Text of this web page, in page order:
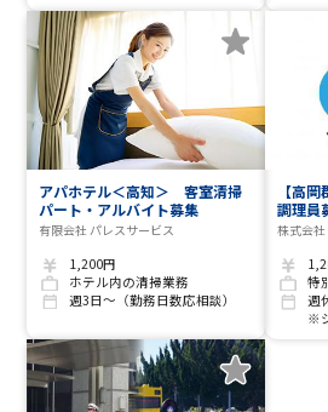
アパホテル＜高知＞ 客室清掃
パート・アルバイト募集
有限会社 パレスサービス
1,200円
ホテル内の清掃業務
週3日～（勤務日数応相談）
【高
調理員
株式会
週
※シ